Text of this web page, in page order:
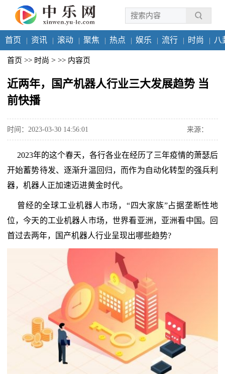
首页 资讯 滚动 聚焦 热点 娱乐 流行 时尚 八
首页 >> 时尚 > >> 内容页
近两年，国产机器人行业三大发展趋势 当
前快播
时间：2023-03-30 14:56:01 来源：
2023年的这个春天，各行各业在经历了三年疫情的萧瑟后
开始蓄势待发、逐渐升温回归，而作为自动化转型的强兵利
器，机器人正加速迈进黄金时代。
曾经的全球工业机器人市场，“四大家族”占据垄断性地
位，今天的工业机器人市场，世界看亚洲，亚洲看中国。回
首过去两年，国产机器人行业呈现出哪些趋势?